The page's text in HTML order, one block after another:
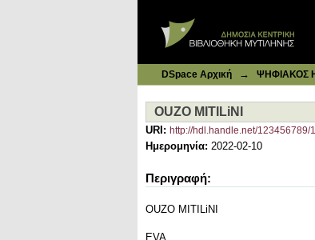
DSpace Αρχική → ΨΗΦΙΑΚΟΣ
OUZO MITILiNI
URI: http://hdl.handle.net/123456789/
Ημερομηνία: 2022-02-10
Περιγραφή:
OUZO MITILiNI
EVA